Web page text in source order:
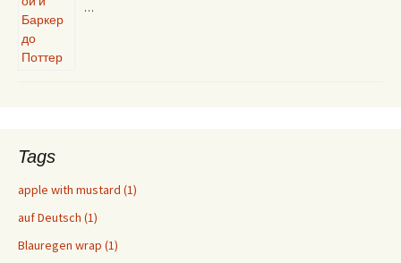
…
Tags
apple with mustard (1)
auf Deutsch (1)
Blauregen wrap (1)